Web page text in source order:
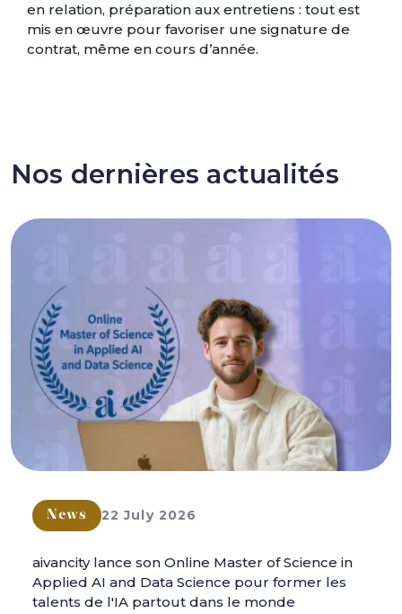
en relation, préparation aux entretiens : tout est
mis en œuvre pour favoriser une signature de
contrat, même en cours d’année.
Nos dernières actualités
News 22 July 2026
aivancity lance son Online Master of Science in
Applied AI and Data Science pour former les
talents de l'IA partout dans le monde